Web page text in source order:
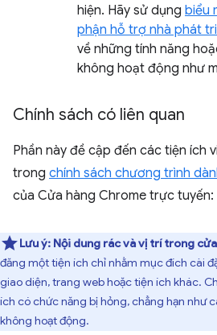
hiện. Hãy sử dụng biểu
phận hỗ trợ nhà phát
về những tính năng
không hoạt động như
Chính sách có liên quan
Phần này đề cập đến các tiện ích
trong chính sách chương trình
của Cửa hàng Chrome trực tuyến:
Lưu ý: Nội dung rác và vị trí trong
đăng một tiện ích chỉ nhằm mục đích cài
giao diện, trang web hoặc tiện ích khác.
ích có chức năng bị hỏng, chẳng hạn như
không hoạt động.